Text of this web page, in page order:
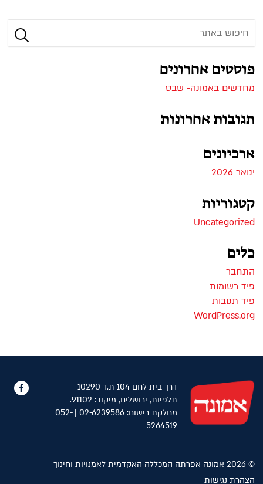
חיפוש
פוסטים אחרונים
מחדשים באמונה- שבט
תגובות אחרונות
ארכיונים
ינואר 2026
קטגוריות
Uncategorized
כלים
התחבר
פיד רשומות
פיד תגובות
WordPress.org
דרך בית לחם 104 ת.ד 10290
תלפיות, ירושלים, מיקוד: 91102.
מחלקת רישום: 02-6239586 | 052-
5264519
© 2026 אמונה אפרתה המכללה האקדמית לאמנויות וחינוך
הצהרת נגישות